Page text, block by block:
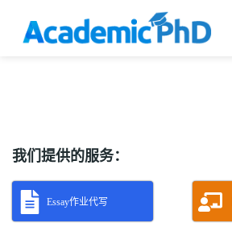
我们提供的服务：
Essay作业代写